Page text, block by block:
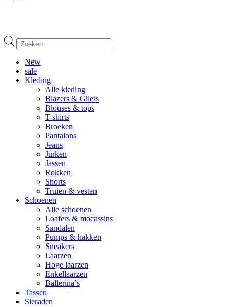
Producten
zoeken
New
sale
Kleding
Alle kleding
Blazers & Gilets
Blouses & tops
T-shirts
Broeken
Pantalons
Jeans
Jurken
Jassen
Rokken
Shorts
Truien & vesten
Schoenen
Alle schoenen
Loafers & mocassins
Sandalen
Pumps & hakken
Sneakers
Laarzen
Hoge laarzen
Enkellaarzen
Ballerina’s
Tassen
Sieraden